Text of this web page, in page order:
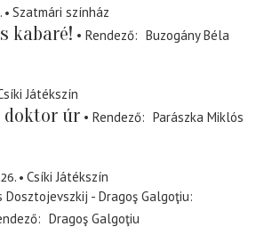
Szatmári színház
kabaré! Rendező
Buzogány Béla
Játékszín
doktor úr Rendező
Parászka Miklós
Csíki Játékszín
Dosztojevszkij - Dragoş Galgoţiu
Dragoş Galgoţiu